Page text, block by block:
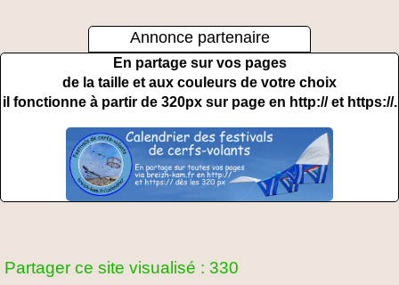
Annonce partenaire
En partage sur vos pages
de la taille et aux couleurs de votre choix
il fonctionne à partir de 320px sur page en http:// et https://.
Partager ce site visualisé : 330